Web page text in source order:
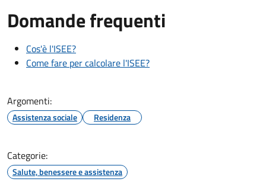
Domande frequenti
Cos'è l'ISEE?
Come fare per calcolare l'ISEE?
Argomenti:
Assistenza sociale Residenza
Categorie:
Salute, benessere e assistenza